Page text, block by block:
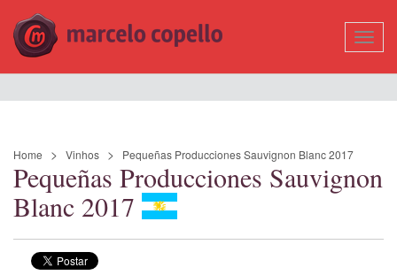
Home Vinhos Pequeñas Producciones Sauvignon Blanc 2017
Pequeñas Producciones Sauvignon
Blanc 2017